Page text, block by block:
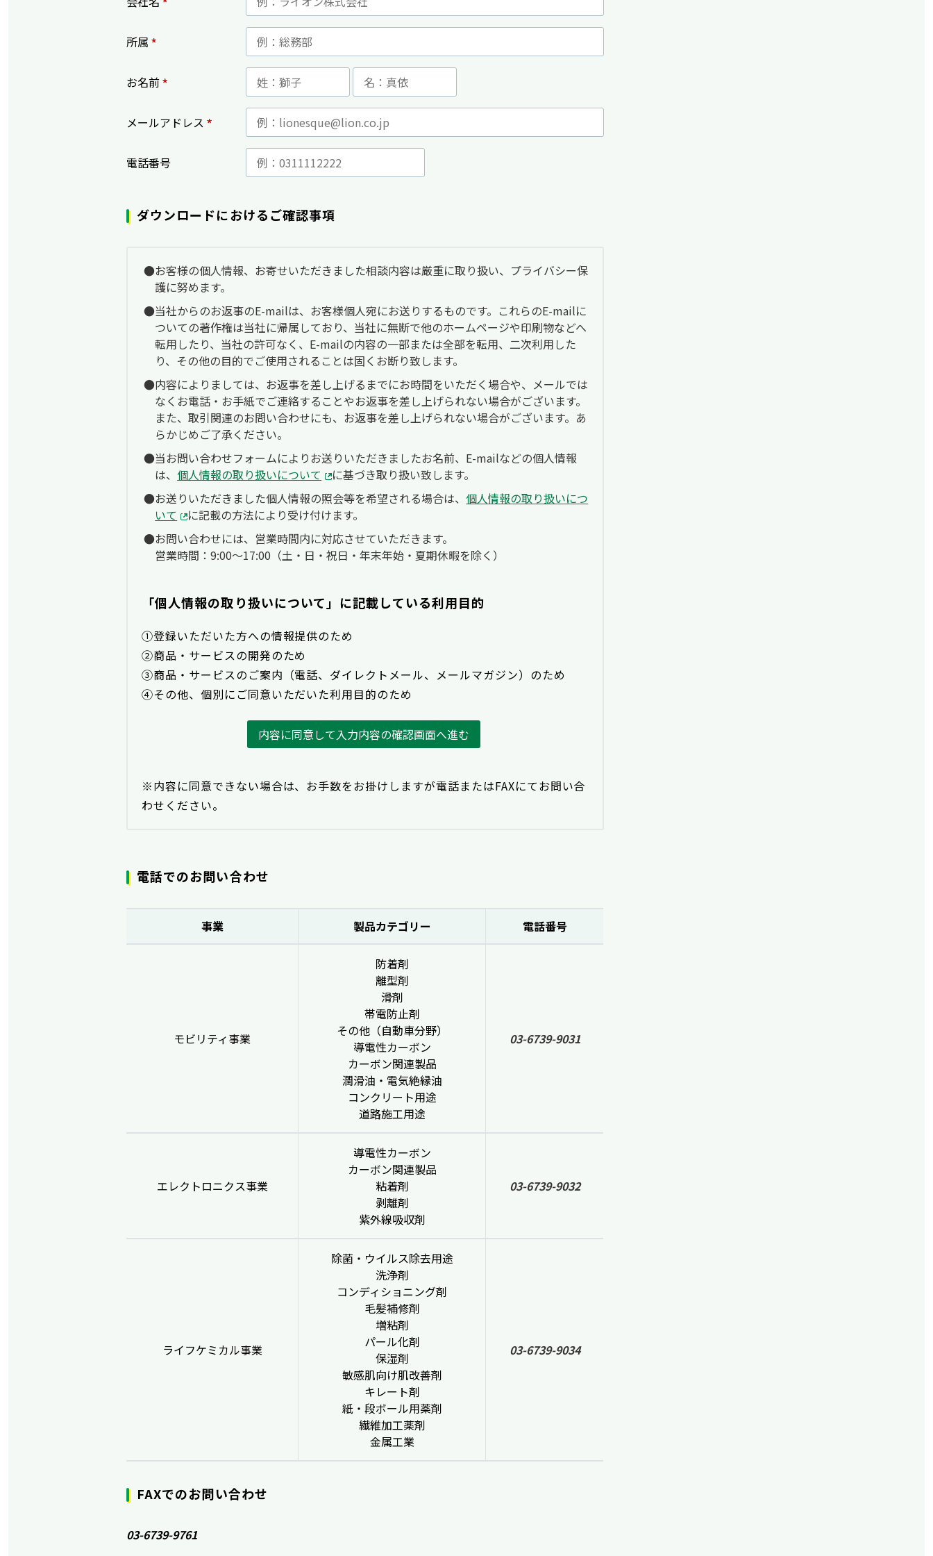
所属 *
お名前*
メールアドレス *
電話番号
ダウンロードにおけるご確認事項
お客様の個人情報、お寄せいただきました相談内容は厳重に取り扱い、プライバシー保
護に努めます。
当社からのお返事のE-mailは、お客様個人宛にお送りするものです。これらのE-mailに
ついての著作権は当社に帰属しており、当社に無断で他のホームページや印刷物などへ
転用したり、当社の許可なく、E-mailの内容の一部または全部を転用、二次利用した
り、その他の目的でご使用されることは固くお断り致します。
内容によりましては、お返事を差し上げるまでにお時間をいただく場合や、メールでは
なくお電話・お手紙でご連絡することやお返事を差し上げられない場合がございます。
また、取引関連のお問い合わせにも、お返事を差し上げられない場合がございます。あ
らかじめご了承ください。
当お問い合わせフォームによりお送りいただきましたお名前、E-mailなどの個人情報
は、 個人情報の取り扱いについて
に基づき取り扱い致します。
お送りいただきました個人情報の照会等を希望される場合は、 個人情報の取り扱いにつ
いて
に記載の方法により受け付けます。
お問い合わせには、営業時間内に対応させていただきます。
営業時間：9:00〜17:00（土・日・祝日・年末年始・夏期休暇を除く）
「個人情報の取り扱いについて」に記載している利用目的
①登録いただいた方への情報提供のため
②商品・サービスの開発のため
③商品・サービスのご案内（電話、ダイレクトメール、メールマガジン）のため
④その他、個別にご同意いただいた利用目的のため
内容に同意して入力内容の確認画面へ進む
※内容に同意できない場合は、お手数をお掛けしますが電話またはFAXにてお問い合
わせください。
電話でのお問い合わせ
事業 製品カテゴリー 電話番号
モビリティ事業
防着剤
離型剤
滑剤
帯電防止剤
その他（自動車分野）
導電性カーボン
カーボン関連製品
潤滑油・電気絶縁油
コンクリート用途
道路施工用途
03-6739-9031
エレクトロニクス事業
導電性カーボン
カーボン関連製品
粘着剤
剥離剤
紫外線吸収剤
03-6739-9032
ライフケミカル事業
除菌・ウイルス除去用途
洗浄剤
コンディショニング剤
毛髪補修剤
増粘剤
パール化剤
保湿剤
敏感肌向け肌改善剤
キレート剤
紙・段ボール用薬剤
繊維加工薬剤
金属工業
03-6739-9034
FAXでのお問い合わせ
03-6739-9761